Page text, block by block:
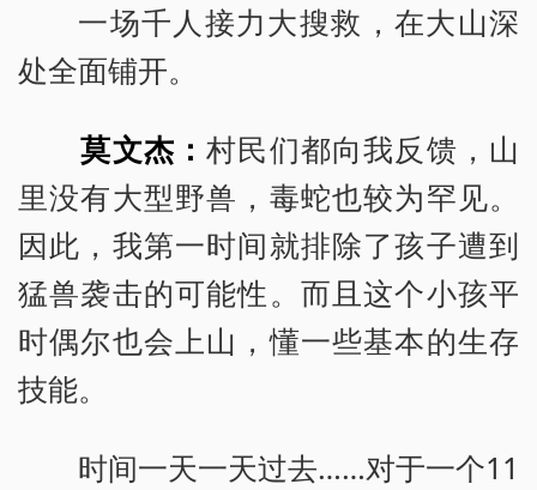
一场千人接力大搜救，在大山深
处全面铺开。
莫文杰：村民们都向我反馈，山
里没有大型野兽，毒蛇也较为罕见。
因此，我第一时间就排除了孩子遭到
猛兽袭击的可能性。而且这个小孩平
时偶尔也会上山，懂一些基本的生存
技能。
时间一天一天过去……对于一个11